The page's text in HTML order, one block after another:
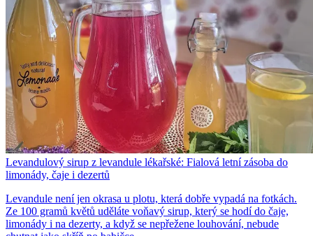
Levandulový sirup z levandule lékařské: Fialová letní zásoba do
limonády, čaje i dezertů
Levandule není jen okrasa u plotu, která dobře vypadá na fotkách.
Ze 100 gramů květů uděláte voňavý sirup, který se hodí do čaje,
limonády i na dezerty, a když se nepřežene louhování, nebude